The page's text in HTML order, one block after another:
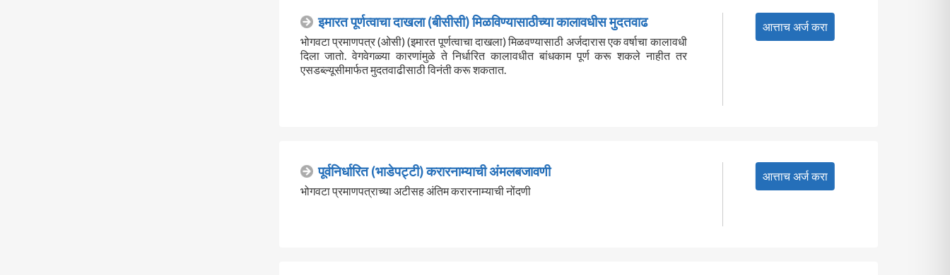
इमारत पूर्णत्वाचा दाखला (बीसीसी) मिळविण्यासाठीच्या कालावधीस मुदतवाढ
भोगवटा प्रमाणपत्र (ओसी) (इमारत पूर्णत्वाचा दाखला) मिळवण्यासाठी अर्जदारास एक वर्षाचा कालावधी
दिला जातो. वेगवेगळ्या कारणांमुळे ते निर्धारित कालावधीत बांधकाम पूर्ण करू शकले नाहीत तर
एसडब्ल्यूसीमार्फत मुदतवाढीसाठी विनंती करू शकतात.
आत्ताच अर्ज करा
पूर्वनिर्धारित (भाडेपट्टी) करारनाम्याची अंमलबजावणी
भोगवटा प्रमाणपत्राच्या अटीसह अंतिम करारनाम्याची नोंदणी
आत्ताच अर्ज करा